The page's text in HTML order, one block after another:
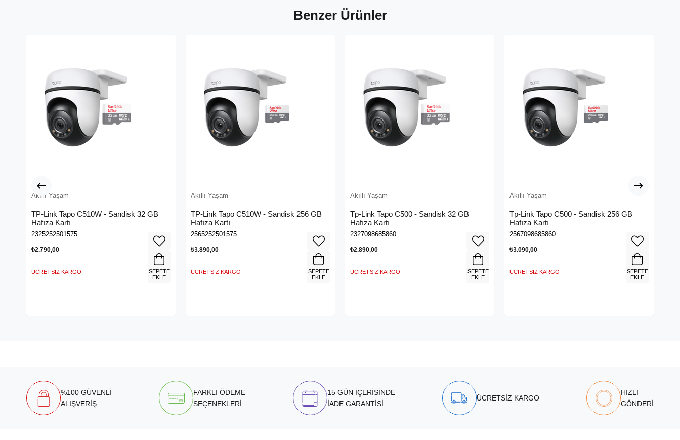
Benzer Ürünler
Akıllı Yaşam
TP-Link Tapo C510W - Sandisk 32 GB
Hafıza Kartı
2325252501575
₺2.790,00
ÜCRETSIZ KARGO
SEPETE
EKLE
Akıllı Yaşam
TP-Link Tapo C510W - Sandisk 256 GB
Hafıza Kartı
2565252501575
₺3.890,00
ÜCRETSIZ KARGO
SEPETE
EKLE
Akıllı Yaşam
Tp-Link Tapo C500 - Sandisk 32 GB
Hafıza Kartı
2327098685860
₺2.890,00
ÜCRETSIZ KARGO
SEPETE
EKLE
Akıllı Yaşam
Tp-Link Tapo C500 - Sandisk 256 GB
Hafıza Kartı
2567098685860
₺3.090,00
ÜCRETSIZ KARGO
SEPETE
EKLE
%100 GÜVENLİ
ALIŞVERİŞ
FARKLI ÖDEME
SEÇENEKLERİ
15 GÜN İÇERİSİNDE
İADE GARANTİSİ
ÜCRETSİZ KARGO
HIZLI
GÖNDERİ